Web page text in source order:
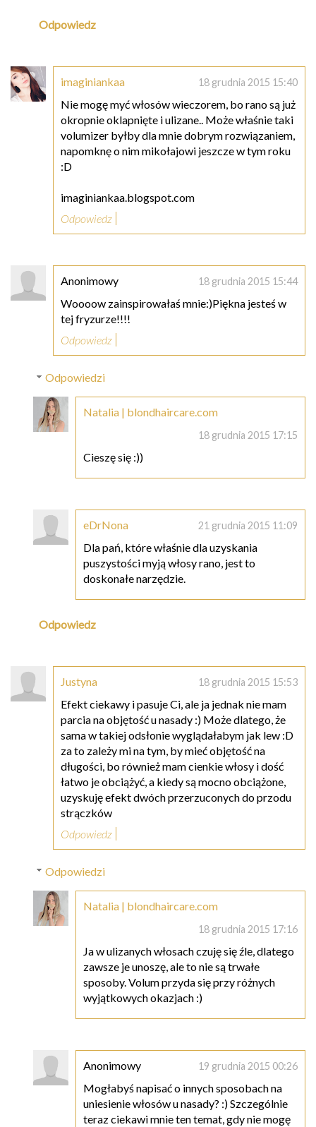
Odpowiedz
imaginiankaa 18 grudnia 2015 15:40
Nie mogę myć włosów wieczorem, bo rano są już
okropnie oklapnięte i ulizane.. Może właśnie taki
volumizer byłby dla mnie dobrym rozwiązaniem,
napomknę o nim mikołajowi jeszcze w tym roku
:D
imaginiankaa.blogspot.com
Odpowiedz
Anonimowy 18 grudnia 2015 15:44
Woooow zainspirowałaś mnie:)Piękna jesteś w
tej fryzurze!!!!
Odpowiedz
Odpowiedzi
Natalia | blondhaircare.com
18 grudnia 2015 17:15
Cieszę się :))
eDrNona 21 grudnia 2015 11:09
Dla pań, które właśnie dla uzyskania
puszystości myją włosy rano, jest to
doskonałe narzędzie.
Odpowiedz
Justyna 18 grudnia 2015 15:53
Efekt ciekawy i pasuje Ci, ale ja jednak nie mam
parcia na objętość u nasady :) Może dlatego, że
sama w takiej odsłonie wyglądałabym jak lew :D
za to zależy mi na tym, by mieć objętość na
długości, bo również mam cienkie włosy i dość
łatwo je obciążyć, a kiedy są mocno obciążone,
uzyskuję efekt dwóch przerzuconych do przodu
strączków
Odpowiedz
Odpowiedzi
Natalia | blondhaircare.com
18 grudnia 2015 17:16
Ja w ulizanych włosach czuję się źle, dlatego
zawsze je unoszę, ale to nie są trwałe
sposoby. Volum przyda się przy różnych
wyjątkowych okazjach :)
Anonimowy 19 grudnia 2015 00:26
Mogłabyś napisać o innych sposobach na
uniesienie włosów u nasady? :) Szczególnie
teraz ciekawi mnie ten temat, gdy nie mogę